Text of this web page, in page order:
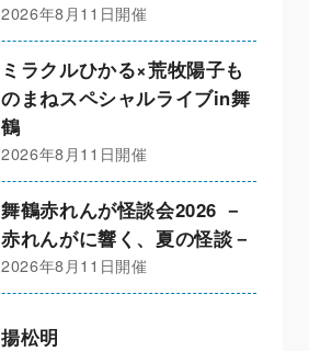
2026年8月11日開催
ミラクルひかる×荒牧陽子も
のまねスペシャルライブin舞
鶴
2026年8月11日開催
舞鶴赤れんが怪談会2026 －
赤れんがに響く、夏の怪談－
2026年8月11日開催
揚松明